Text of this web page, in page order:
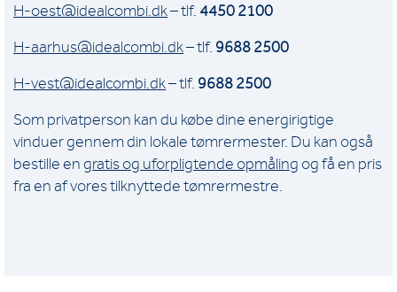
H-oest@idealcombi.dk– tlf. 4450 2100
H-aarhus@idealcombi.dk– tlf. 9688 2500
H-vest@idealcombi.dk– tlf. 9688 2500
Som privatperson kan du købe dine energirigtige
vinduer gennem din lokale tømrermester. Du kan også
bestille en gratis og uforpligtende opmåling og få en pris
fra en af vores tilknyttede tømrermestre.